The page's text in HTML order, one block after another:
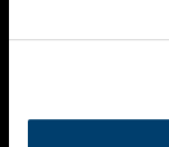
CONTACT